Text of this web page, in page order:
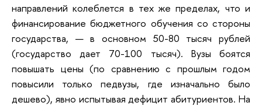
направлений колеблется в тех же пределах, что и
финансирование бюджетного обучения со стороны
государства, — в основном 50-80 тысяч рублей
(государство дает 70-100 тысяч). Вузы боятся
повышать цены (по сравнению с прошлым годом
повысили только педвузы, где изначально было
дешево), явно испытывая дефицит абитуриентов. На